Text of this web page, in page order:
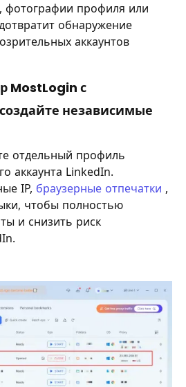
фотографии профиля или
обнаружение
аккаунтов
MostLogin с
независимые
отдельный профиль
аккаунта LinkedIn.
IP, браузерные отпечатки ,
чтобы полностью
и снизить риск